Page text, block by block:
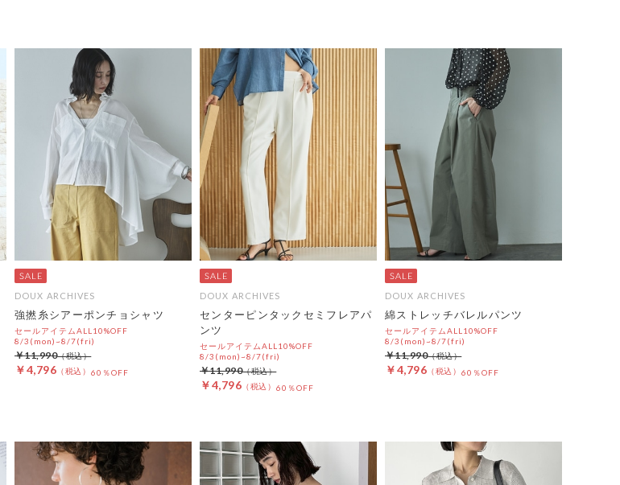
DOUX ARCHIVES
強撚糸シアーポンチョシャツ
セールアイテムALL10%OFF
8/3(mon)~8/7(fri)
￥4,796 60％OFF
￥11,990
DOUX ARCHIVES
センターピンタックセミフレアパ
ンツ
セールアイテムALL10%OFF
8/3(mon)~8/7(fri)
￥4,796 60％OFF
￥11,990
DOUX ARCHIVES
綿ストレッチバレルパンツ
セールアイテムALL10%OFF
8/3(mon)~8/7(fri)
￥4,796 60％OFF
￥11,990